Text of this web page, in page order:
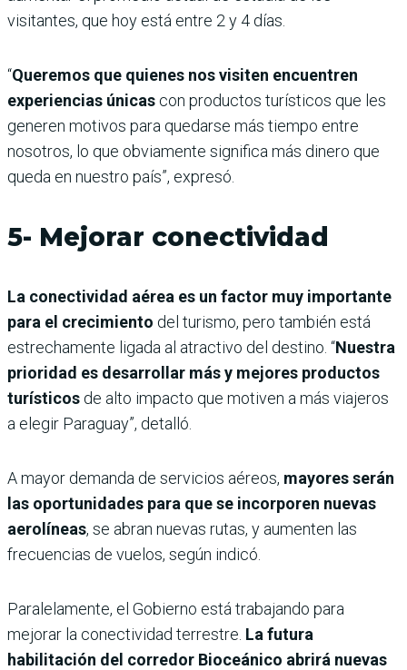
visitantes, que hoy está entre 2 y 4 días.
“Queremos que quienes nos visiten encuentren
experiencias únicas con productos turísticos que les
generen motivos para quedarse más tiempo entre
nosotros, lo que obviamente significa más dinero que
queda en nuestro país”, expresó.
5- Mejorar conectividad
La conectividad aérea es un factor muy importante
para el crecimiento del turismo, pero también está
estrechamente ligada al atractivo del destino. “Nuestra
prioridad es desarrollar más y mejores productos
turísticos de alto impacto que motiven a más viajeros
a elegir Paraguay”, detalló.
A mayor demanda de servicios aéreos, mayores serán
las oportunidades para que se incorporen nuevas
aerolíneas, se abran nuevas rutas, y aumenten las
frecuencias de vuelos, según indicó.
Paralelamente, el Gobierno está trabajando para
mejorar la conectividad terrestre. La futura
habilitación del corredor Bioceánico abrirá nuevas